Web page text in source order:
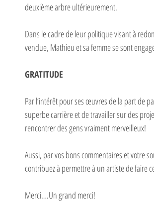
deuxième arbre ultérieurement.
Dans le cadre de leur politique visant à
vendue, Mathieu et sa femme se sont
GRATITUDE
Par l’intérêt pour ses œuvres de la part de
superbe carrière et de travailler sur des
rencontrer des gens vraiment merveilleux!
Aussi, par vos bons commentaires et votre
contribuez à permettre à un artiste de faire
Merci….Un grand merci!